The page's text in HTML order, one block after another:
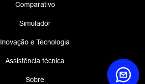
Comparativo
Simulador
Inovação e Tecnologia
Assistência técnica
Sobre